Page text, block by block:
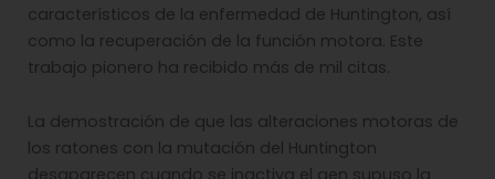
característicos de la enfermedad de Huntington, así
como la recuperación de la función motora. Este
trabajo pionero ha recibido más de mil citas.
La demostración de que las alteraciones motoras de
los ratones con la mutación del Huntington